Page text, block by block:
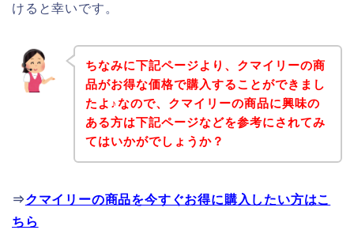
けると幸いです。
ちなみに下記ページより、クマイリーの商
品がお得な価格で購入することができまし
たよ♪なので、クマイリーの商品に興味の
ある方は下記ページなどを参考にされてみ
てはいかがでしょうか？
⇒クマイリーの商品を今すぐお得に購入したい方はこ
ちら